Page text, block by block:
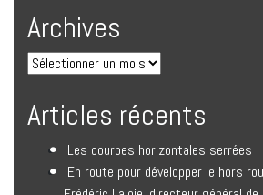
Archives
Articles récents
Les courbes horizontales serrées
En route pour développer le hors